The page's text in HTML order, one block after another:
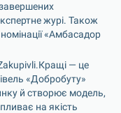
журі. Також
«Амбасадор
Zakupivli.Кращі — це
«Добробуту»
й створює модель,
на якість